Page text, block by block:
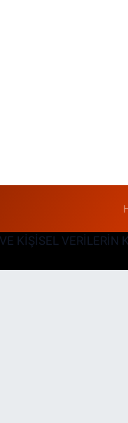
KİŞİSEL VERİLERİN